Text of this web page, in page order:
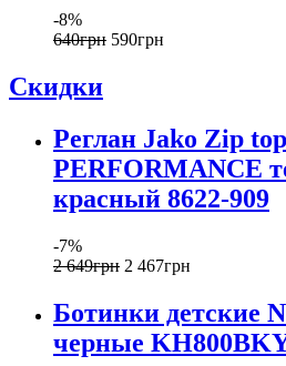
-8%
640грн 590грн
Скидки
Реглан Jako Zip top
PERFORMANCE
красный 8622-909
-7%
2 649грн 2 467грн
Ботинки детские
черные